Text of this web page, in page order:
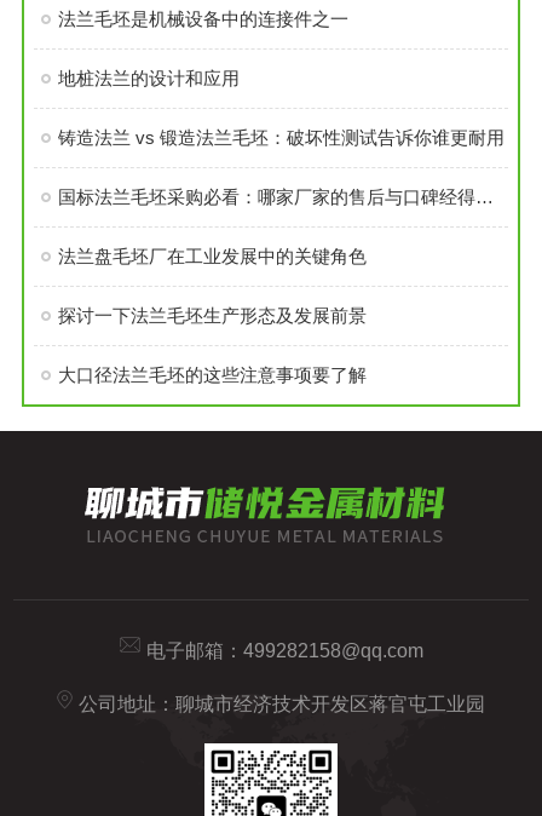
法兰毛坯是机械设备中的连接件之一
地桩法兰的设计和应用
铸造法兰 vs 锻造法兰毛坯：破坏性测试告诉你谁更耐用
国标法兰毛坯采购必看：哪家厂家的售后与口碑经得起考验？
法兰盘毛坯厂在工业发展中的关键角色
探讨一下法兰毛坯生产形态及发展前景
大口径法兰毛坯的这些注意事项要了解
电子邮箱： 499282158@qq.com
公司地址：聊城市经济技术开发区蒋官屯工业园